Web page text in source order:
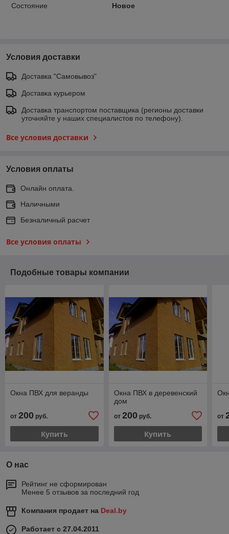
Состояние
Новое
Условия доставки
Доставка "Самовывоз"
Доставка курьером
Доставка транспортом поставщика (регионы доставки
уточняйте у наших специалистов по телефону).
Все условия доставки
Условия оплаты
Онлайн оплата.
Наличными
Безналичный расчет
Все условия оплаты
Подобные товары компании
Окна ПВХ для веранды
от 200 руб.
Купить
Окна ПВХ в деревенский
дом
от 200руб.
Купить
от
О нас
Рейтинг не сформирован
Менее 5 отзывов за последний год
Компания продает на Deal.by
Работает с 27.04.2011